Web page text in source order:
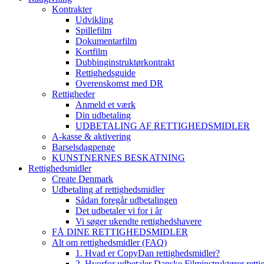
Kontrakter
Udvikling
Spillefilm
Dokumentarfilm
Kortfilm
Dubbinginstruktørkontrakt
Rettighedsguide
Overenskomst med DR
Rettigheder
Anmeld et værk
Din udbetaling
UDBETALING AF RETTIGHEDSMIDLER
A-kasse & aktivering
Barselsdagpenge
KUNSTNERNES BESKATNING
Rettighedsmidler
Create Denmark
Udbetaling af rettighedsmidler
Sådan foregår udbetalingen
Det udbetaler vi for i år
Vi søger ukendte rettighedshavere
FÅ DINE RETTIGHEDSMIDLER
Alt om rettighedsmidler (FAQ)
1. Hvad er CopyDan rettighedsmidler?